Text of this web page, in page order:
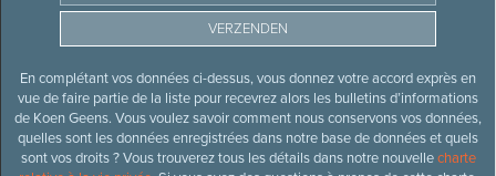
En complétant vos données ci-dessus, vous donnez votre accord exprès en
vue de faire partie de la liste pour recevrez alors les bulletins d’informations
de Koen Geens. Vous voulez savoir comment nous conservons vos données,
quelles sont les données enregistrées dans notre base de données et quels
sont vos droits ? Vous trouverez tous les détails dans notre nouvellecharte